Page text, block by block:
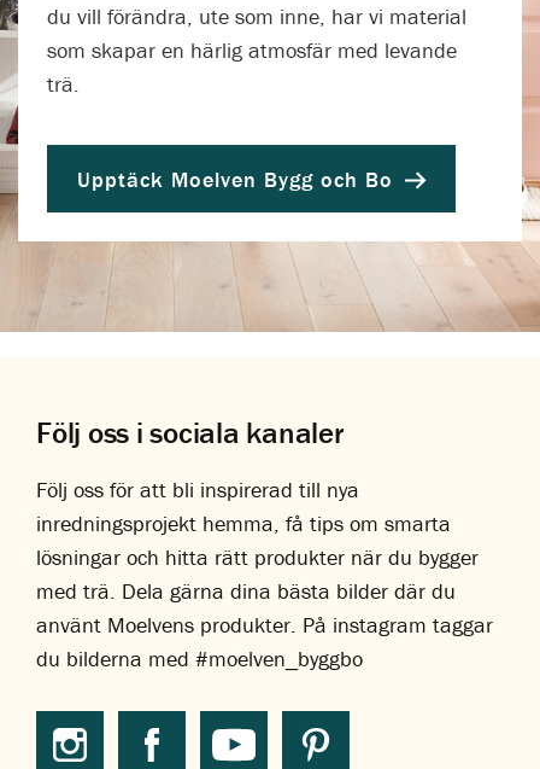
du vill förändra, ute som inne, har vi material
som skapar en härlig atmosfär med levande
trä.
Upptäck Moelven Bygg och Bo
Följ oss i sociala kanaler
Följ oss för att bli inspirerad till nya
inredningsprojekt hemma, få tips om smarta
lösningar och hitta rätt produkter när du bygger
med trä. Dela gärna dina bästa bilder där du
använt Moelvens produkter. På instagram taggar
du bilderna med #moelven_byggbo